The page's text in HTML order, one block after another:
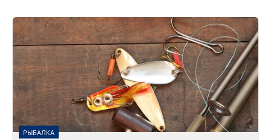
РЫБАЛКА